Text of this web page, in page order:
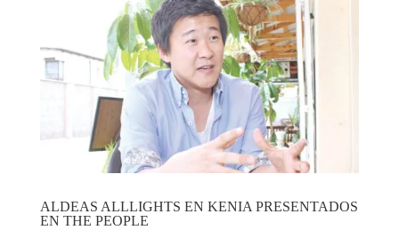
ALDEAS ALLLIGHTS EN KENIA PRESENTADOS
EN THE PEOPLE